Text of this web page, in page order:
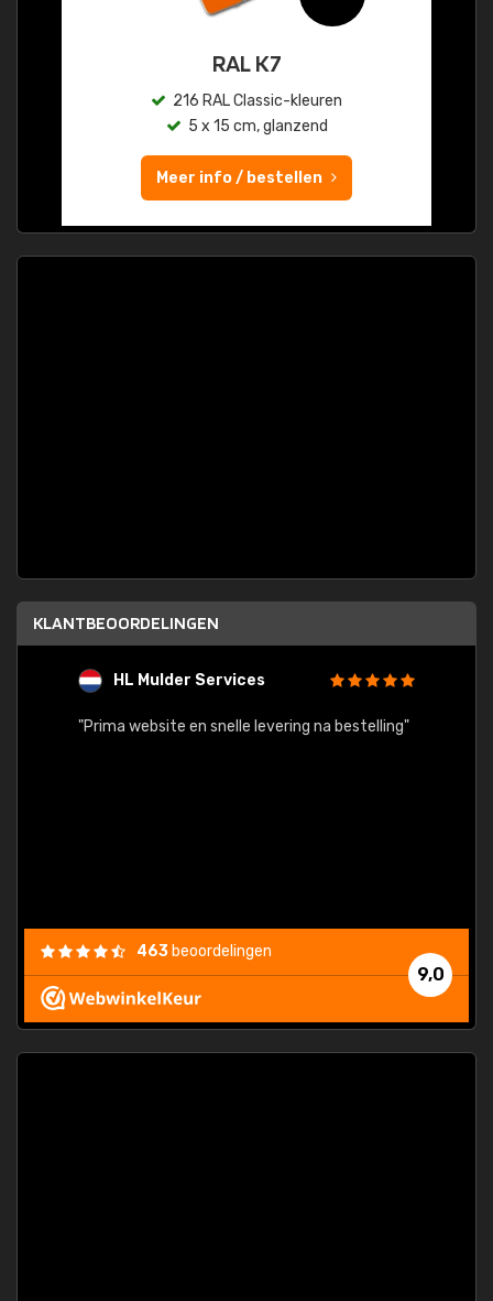
RAL K7
216 RAL Classic-kleuren
5 x 15 cm, glanzend
Meer info / bestellen
KLANTBEOORDELINGEN
HL Mulder Services
"Prima website en snelle levering na bestelling"
9,0
463 beoordelingen